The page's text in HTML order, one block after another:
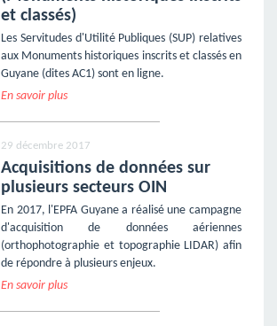
et classés)
Les Servitudes d'Utilité Publiques (SUP) relatives
aux Monuments historiques inscrits et classés en
Guyane (dites AC1) sont en ligne.
En savoir plus
29 décembre 2017
Acquisitions de données sur
plusieurs secteurs OIN
En 2017, l'EPFA Guyane a réalisé une campagne
d'acquisition de données aériennes
(orthophotographie et topographie LIDAR) afin
de répondre à plusieurs enjeux.
En savoir plus